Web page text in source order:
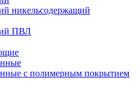
никельсодержащий
ПВЛ
с полимерным покрытием